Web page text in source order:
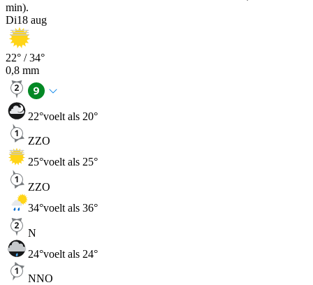
min).
Di18 aug
22° /34°
0,8 mm
22°voelt als 20°
ZZO
25°voelt als 25°
ZZO
34°voelt als 36°
N
24°voelt als 24°
NNO